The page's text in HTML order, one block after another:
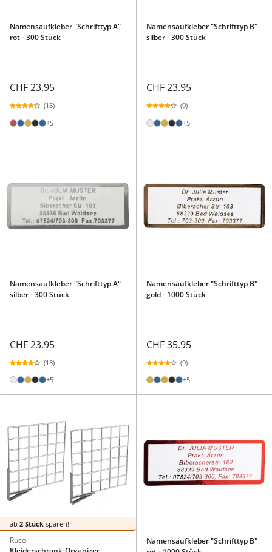
Namensaufkleber "Schrifttyp A"
rot - 300 Stück
CHF 23.95
(13)
+5
Namensaufkleber "Schrifttyp B"
silber - 300 Stück
CHF 23.95
(9)
+5
Namensaufkleber "Schrifttyp A"
silber - 300 Stück
CHF 23.95
(13)
+5
Namensaufkleber "Schrifttyp B"
gold - 1000 Stück
CHF 35.95
(9)
+5
ab 2 Stück sparen!
Ruco
Namensaufkleber "Schrifttyp B"